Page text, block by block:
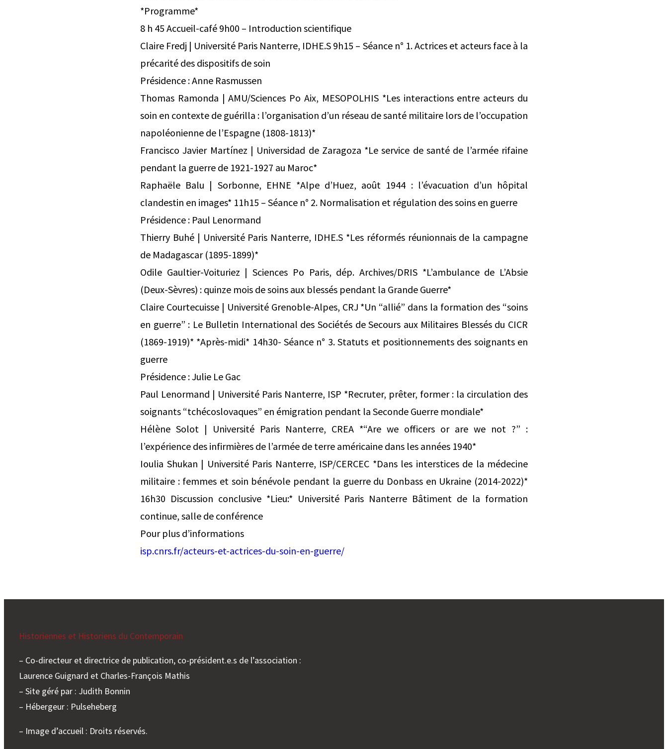
*Programme*
8 h 45 Accueil-café 9h00 – Introduction scientifique
Claire Fredj | Université Paris Nanterre, IDHE.S 9h15 – Séance n° 1. Actrices et acteurs face à la
précarité des dispositifs de soin
Présidence : Anne Rasmussen
Thomas Ramonda | AMU/Sciences Po Aix, MESOPOLHIS *Les interactions entre acteurs du
soin en contexte de guérilla : l’organisation d’un réseau de santé militaire lors de l’occupation
napoléonienne de l’Espagne (1808-1813)*
Francisco Javier Martínez | Universidad de Zaragoza *Le service de santé de l’armée rifaine
pendant la guerre de 1921-1927 au Maroc*
Raphaële Balu | Sorbonne, EHNE *Alpe d’Huez, août 1944 : l’évacuation d’un hôpital
clandestin en images* 11h15 – Séance n° 2. Normalisation et régulation des soins en guerre
Présidence : Paul Lenormand
Thierry Buhé | Université Paris Nanterre, IDHE.S *Les réformés réunionnais de la campagne
de Madagascar (1895-1899)*
Odile Gaultier-Voituriez | Sciences Po Paris, dép. Archives/DRIS *L’ambulance de L’Absie
(Deux-Sèvres) : quinze mois de soins aux blessés pendant la Grande Guerre*
Claire Courtecuisse | Université Grenoble-Alpes, CRJ *Un “allié” dans la formation des “soins
en guerre” : Le Bulletin International des Sociétés de Secours aux Militaires Blessés du CICR
(1869-1919)* *Après-midi* 14h30- Séance n° 3. Statuts et positionnements des soignants en
guerre
Présidence : Julie Le Gac
Paul Lenormand | Université Paris Nanterre, ISP *Recruter, prêter, former : la circulation des
soignants “tchécoslovaques” en émigration pendant la Seconde Guerre mondiale*
Hélène Solot | Université Paris Nanterre, CREA *“Are we officers or are we not ?” :
l’expérience des infirmières de l’armée de terre américaine dans les années 1940*
Ioulia Shukan | Université Paris Nanterre, ISP/CERCEC *Dans les interstices de la médecine
militaire : femmes et soin bénévole pendant la guerre du Donbass en Ukraine (2014-2022)*
16h30 Discussion conclusive *Lieu:* Université Paris Nanterre Bâtiment de la formation
continue, salle de conférence
Pour plus d’informations
isp.cnrs.fr/acteurs-et-actrices-du-soin-en-guerre/
Historiennes et Historiens du Contemporain
– Co-directeur et directrice de publication, co-président.e.s de l’association :
Laurence Guignard et Charles-François Mathis
– Site géré par : Judith Bonnin
– Hébergeur : Pulseheberg
– Image d’accueil : Droits réservés.